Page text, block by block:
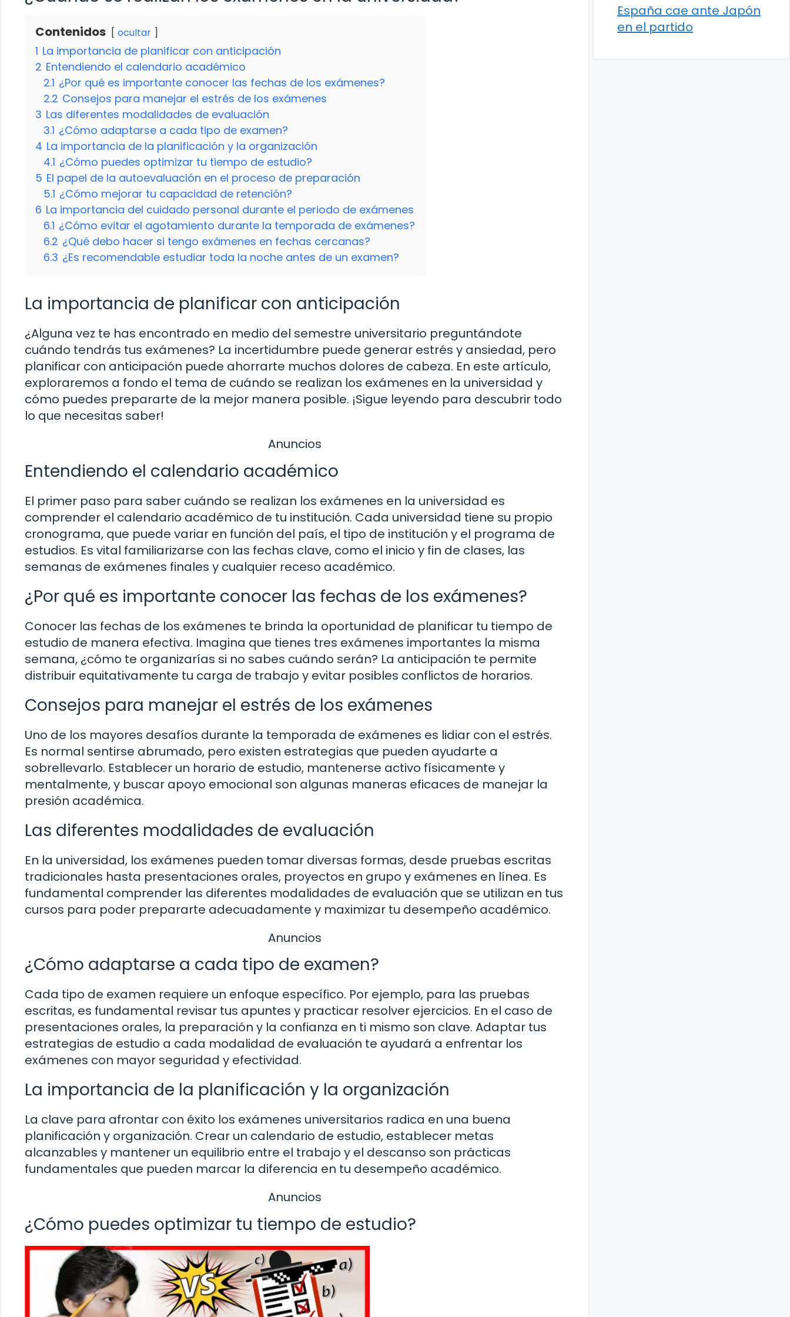
Contenidos ocultar
1 La importancia de planificar con anticipación
2 Entendiendo el calendario académico
2.1 ¿Por qué es importante conocer las fechas de los exámenes?
2.2 Consejos para manejar el estrés de los exámenes
3 Las diferentes modalidades de evaluación
3.1 ¿Cómo adaptarse a cada tipo de examen?
4 La importancia de la planificación y la organización
4.1 ¿Cómo puedes optimizar tu tiempo de estudio?
5 El papel de la autoevaluación en el proceso de preparación
5.1 ¿Cómo mejorar tu capacidad de retención?
6 La importancia del cuidado personal durante el periodo de exámenes
6.1 ¿Cómo evitar el agotamiento durante la temporada de exámenes?
6.2 ¿Qué debo hacer si tengo exámenes en fechas cercanas?
6.3 ¿Es recomendable estudiar toda la noche antes de un examen?
La importancia de planificar con anticipación
¿Alguna vez te has encontrado en medio del semestre universitario preguntándote
cuándo tendrás tus exámenes? La incertidumbre puede generar estrés y ansiedad, pero
planificar con anticipación puede ahorrarte muchos dolores de cabeza. En este artículo,
exploraremos a fondo el tema de cuándo se realizan los exámenes en la universidad y
cómo puedes prepararte de la mejor manera posible. ¡Sigue leyendo para descubrir todo
lo que necesitas saber!
Anuncios
Entendiendo el calendario académico
El primer paso para saber cuándo se realizan los exámenes en la universidad es
comprender el calendario académico de tu institución. Cada universidad tiene su propio
cronograma, que puede variar en función del país, el tipo de institución y el programa de
estudios. Es vital familiarizarse con las fechas clave, como el inicio y fin de clases, las
semanas de exámenes finales y cualquier receso académico.
¿Por qué es importante conocer las fechas de los exámenes?
Conocer las fechas de los exámenes te brinda la oportunidad de planificar tu tiempo de
estudio de manera efectiva. Imagina que tienes tres exámenes importantes la misma
semana, ¿cómo te organizarías si no sabes cuándo serán? La anticipación te permite
distribuir equitativamente tu carga de trabajo y evitar posibles conflictos de horarios.
Consejos para manejar el estrés de los exámenes
Uno de los mayores desafíos durante la temporada de exámenes es lidiar con el estrés.
Es normal sentirse abrumado, pero existen estrategias que pueden ayudarte a
sobrellevarlo. Establecer un horario de estudio, mantenerse activo físicamente y
mentalmente, y buscar apoyo emocional son algunas maneras eficaces de manejar la
presión académica.
Las diferentes modalidades de evaluación
En la universidad, los exámenes pueden tomar diversas formas, desde pruebas escritas
tradicionales hasta presentaciones orales, proyectos en grupo y exámenes en línea. Es
fundamental comprender las diferentes modalidades de evaluación que se utilizan en tus
cursos para poder prepararte adecuadamente y maximizar tu desempeño académico.
Anuncios
¿Cómo adaptarse a cada tipo de examen?
Cada tipo de examen requiere un enfoque específico. Por ejemplo, para las pruebas
escritas, es fundamental revisar tus apuntes y practicar resolver ejercicios. En el caso de
presentaciones orales, la preparación y la confianza en ti mismo son clave. Adaptar tus
estrategias de estudio a cada modalidad de evaluación te ayudará a enfrentar los
exámenes con mayor seguridad y efectividad.
La importancia de la planificación y la organización
La clave para afrontar con éxito los exámenes universitarios radica en una buena
planificación y organización. Crear un calendario de estudio, establecer metas
alcanzables y mantener un equilibrio entre el trabajo y el descanso son prácticas
fundamentales que pueden marcar la diferencia en tu desempeño académico.
Anuncios
¿Cómo puedes optimizar tu tiempo de estudio?
España cae ante Japón
en el partido